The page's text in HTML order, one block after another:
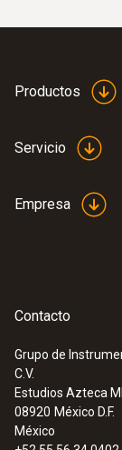
Productos
Servicio
Empresa
Contacto
Grupo de
C.V.
Estudios Azteca
08920 México D.F.
México